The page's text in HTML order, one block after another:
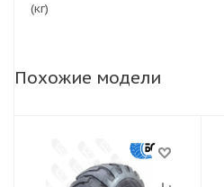
(кг)
Похожие модели